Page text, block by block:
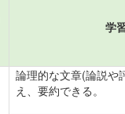
学
論理的な文章(論説や
え、要約できる。